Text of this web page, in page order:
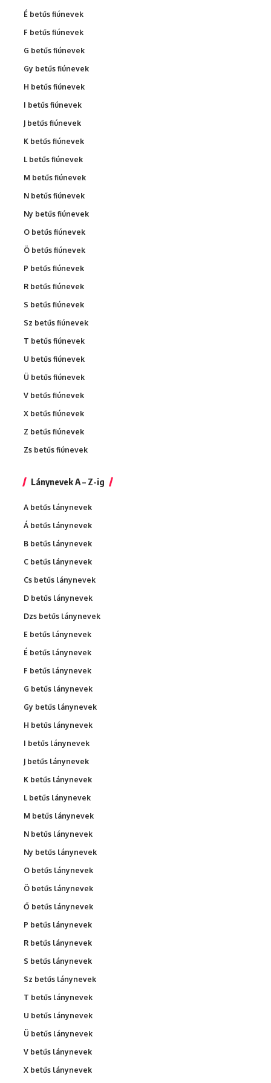
É betűs fiúnevek
F betűs fiúnevek
G betűs fiúnevek
Gy betűs fiúnevek
H betűs fiúnevek
I betűs fiúnevek
J betűs fiúnevek
K betűs fiúnevek
L betűs fiúnevek
M betűs fiúnevek
N betűs fiúnevek
Ny betűs fiúnevek
O betűs fiúnevek
Ö betűs fiúnevek
P betűs fiúnevek
R betűs fiúnevek
S betűs fiúnevek
Sz betűs fiúnevek
T betűs fiúnevek
U betűs fiúnevek
Ü betűs fiúnevek
V betűs fiúnevek
X betűs fiúnevek
Z betűs fiúnevek
Zs betűs fiúnevek
Lánynevek A – Z-ig
A betűs lánynevek
Á betűs lánynevek
B betűs lánynevek
C betűs lánynevek
Cs betűs lánynevek
D betűs lánynevek
Dzs betűs lánynevek
E betűs lánynevek
É betűs lánynevek
F betűs lánynevek
G betűs lánynevek
Gy betűs lánynevek
H betűs lánynevek
I betűs lánynevek
J betűs lánynevek
K betűs lánynevek
L betűs lánynevek
M betűs lánynevek
N betűs lánynevek
Ny betűs lánynevek
O betűs lánynevek
Ö betűs lánynevek
Ő betűs lánynevek
P betűs lánynevek
R betűs lánynevek
S betűs lánynevek
Sz betűs lánynevek
T betűs lánynevek
U betűs lánynevek
Ü betűs lánynevek
V betűs lánynevek
X betűs lánynevek